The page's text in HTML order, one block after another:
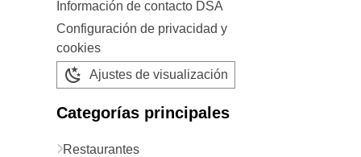
Información de contacto DSA
Configuración de privacidad y
cookies
Ajustes de visualización
Categorías principales
Restaurantes